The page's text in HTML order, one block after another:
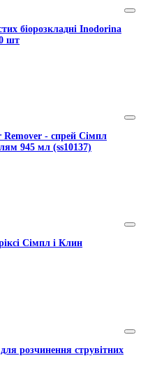
біорозкладні Inodorina
шт
- спрей Сімпл
945 мл (ss10137)
Сімпл і Клин
розчинення струвітних